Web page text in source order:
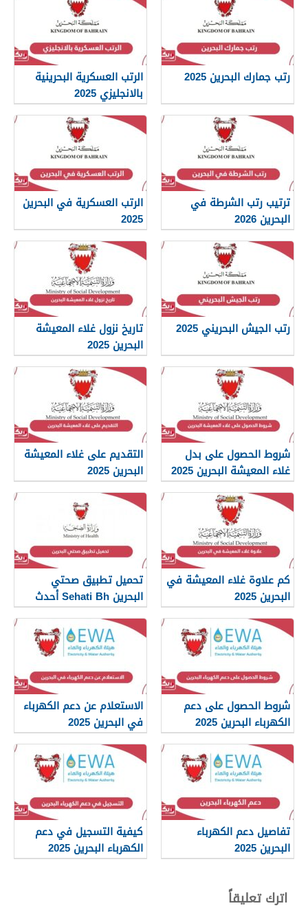
رتب جمارك البحرين 2025
الرتب العسكرية البحرينية
بالانجليزي 2025
ترتيب رتب الشرطة في
البحرين 2026
الرتب العسكرية في البحرين
2025
رتب الجيش البحريني 2025
تاريخ نزول غلاء المعيشة
البحرين 2025
شروط الحصول على بدل
غلاء المعيشة البحرين 2025
التقديم على غلاء المعيشة
البحرين 2025
كم علاوة غلاء المعيشة في
البحرين 2025
تحميل تطبيق صحتي
البحرين Sehati Bh أحدث
إصدار 2025
شروط الحصول على دعم
الكهرباء البحرين 2025
الاستعلام عن دعم الكهرباء
في البحرين 2025
تفاصيل دعم الكهرباء
البحرين 2025
كيفية التسجيل في دعم
الكهرباء البحرين 2025
اترك تعليقاً